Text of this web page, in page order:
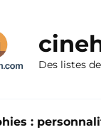
Des listes
: